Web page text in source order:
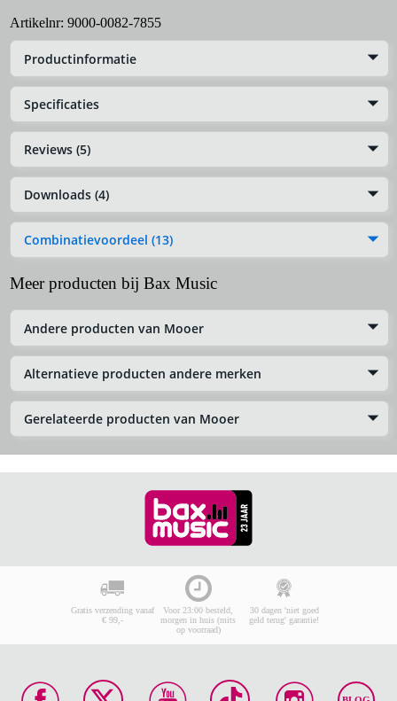
Artikelnr: 9000-0082-7855
Productinformatie
Specificaties
Reviews (5)
Downloads (4)
Combinatievoordeel (13)
Meer producten bij Bax Music
Andere producten van Mooer
Alternatieve producten andere merken
Gerelateerde producten van Mooer
Gratis verzending vanaf
€ 99,-
Voor 23:00 besteld,
morgen in huis (mits
op voorraad)
30 dagen 'niet goed
geld terug' garantie!